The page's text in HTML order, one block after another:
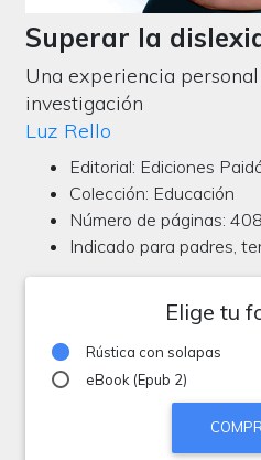
Superar la
Una experiencia
investigación
Luz Rello
Editorial: Ediciones
Colección: Educación
Número de páginas: 408
Indicado para padres,
Elige tu
Rústica con solapas
eBook (Epub 2)